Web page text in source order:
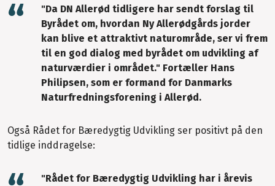
"Da DN Allerød tidligere har sendt forslag til
Byrådet om, hvordan Ny Allerødgårds jorder
kan blive et attraktivt naturområde, ser vi frem
til en god dialog med byrådet om udvikling af
naturværdier i området." Fortæller Hans
Philipsen, som er formand for Danmarks
Naturfredningsforening i Allerød.
Også Rådet for Bæredygtig Udvikling ser positivt på den
tidlige inddragelse:
"Rådet for Bæredygtig Udvikling har i årevis